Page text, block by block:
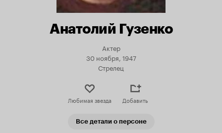
Анатолий Гузенко
Актер
30 ноября, 1947
Стрелец
Любимая звезда Добавить
Все детали о персоне